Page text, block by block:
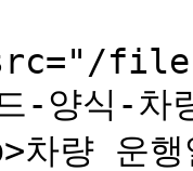
files/
-양식-차
차량 운